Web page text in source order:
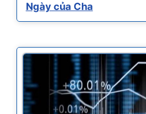
Ngày của Cha